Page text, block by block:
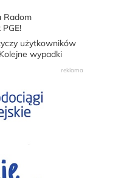
Radom
użytkowników
wypadki